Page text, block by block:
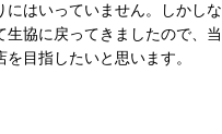
にはいっていません。しかしな
協に戻ってきましたので、当
目指したいと思います。